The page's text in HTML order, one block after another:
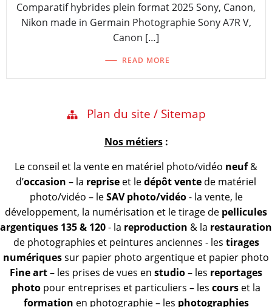
Comparatif hybrides plein format 2025 Sony, Canon,
Nikon made in Germain Photographie Sony A7R V,
Canon […]
READ MORE
Plan du site / Sitemap
Nos métiers:
Le conseil et la vente en matériel photo/vidéo neuf&
d’occasion – la reprise et ledépôt vente de matériel
photo/vidéo – leSAV photo/vidéo- la vente, le
développement, la numérisation et le tirage de pellicules
argentiques 135 & 120- la reproduction & la restauration
de photographies et peintures anciennes - les tirages
numériquessur papier photo argentique et papier photo
Fine art– les prises de vues en studio– les reportages
photo pour entreprises et particuliers – les cours et la
formation en photographie – les photographies